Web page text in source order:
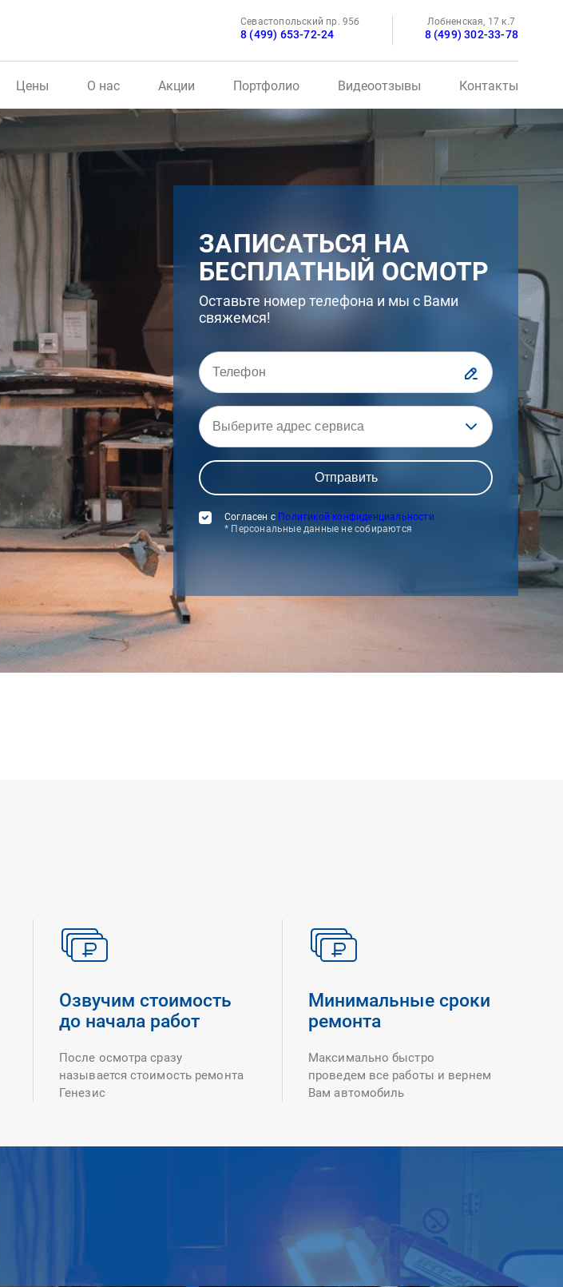
Севастопольский пр. 95б
8 (499) 653-72-24
Лобненская, 17 к.7
8 (499) 302-33-78
Цены О нас Акции Портфолио Видеоотзывы Контакты
ЗАПИСАТЬСЯ НА
БЕСПЛАТНЫЙ ОСМОТР
Оставьте номер телефона и мы с Вами
свяжемся!
Выберите адрес сервиса
Согласен с Политикой конфиденциальности
* Персональные данные не собираются
Озвучим стоимость
до начала работ
После осмотра сразу
называется стоимость ремонта
Генезис
Минимальные сроки
ремонта
Максимально быстро
проведем все работы и вернем
Вам автомобиль